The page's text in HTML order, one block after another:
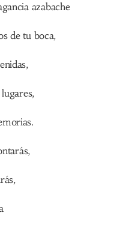
azabache
de tu boca,